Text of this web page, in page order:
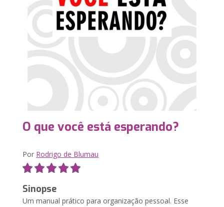
O que você está esperando?
Por Rodrigo de Blumau
Sinopse
Um manual prático para organização pessoal. Esse